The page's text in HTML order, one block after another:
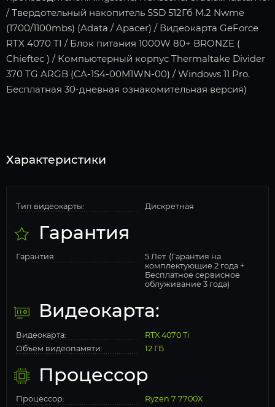
/ Твердотельный накопитель SSD 512Гб M.2 Nwme
(1700/1100mbs) (Adata / Apacer) / Видеокарта GeForce
RTX 4070 TI / Блок питания 1000W 80+ BRONZE (
Chieftec ) / Компьютерный корпус Thermaltake Divider
370 TG ARGB (CA-1S4-00M1WN-00) / Windows 11 Pro.
Бесплатная 30-дневная ознакомительная версия)
Характеристики
Тип видеокарты: Дискретная
Гарантия
Гарантия:
5 Лет. (Гарантия на
комплектующие 2 года +
Бесплатное сервисное
облуживание 3 года)
Видеокарта:
Видеокарта:
RTX 4070 Ti
Объем видеопамяти:
12 ГБ
Процессор
Процессор:
Ryzen 7 7700X